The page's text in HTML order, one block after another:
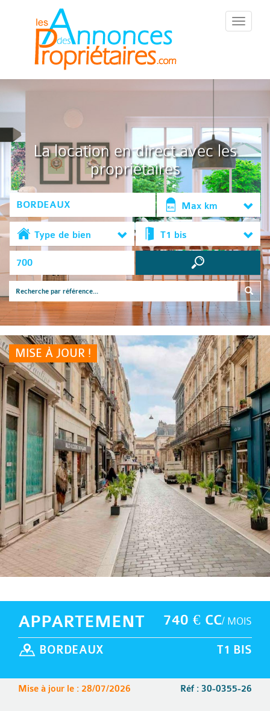
::Menu::
La location en direct avec les
propriétaires
Max km
Type de bien T1 bis
MISE À JOUR !
740 € CC/ MOIS
APPARTEMENT
T1 BIS
BORDEAUX
Réf : 30-0355-26
Mise à jour le : 28/07/2026